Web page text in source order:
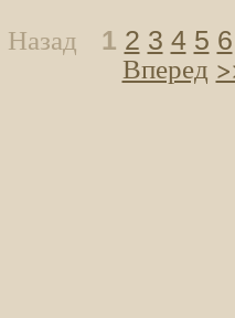
Назад 1 2 3 4 5 6
Вперед